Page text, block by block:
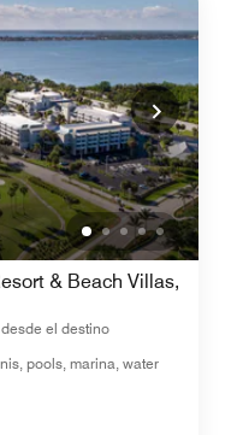
& Beach Villas,
el destino
pools, marina, water